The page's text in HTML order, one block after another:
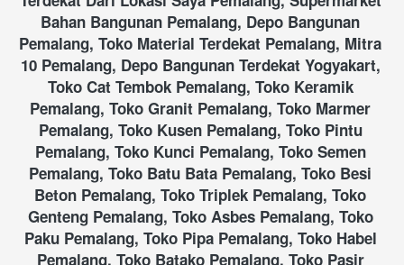
Bahan Bangunan Pemalang, Depo Bangunan
Pemalang, Toko Material Terdekat Pemalang, Mitra
10 Pemalang, Depo Bangunan Terdekat Yogyakart,
Toko Cat Tembok Pemalang, Toko Keramik
Pemalang, Toko Granit Pemalang, Toko Marmer
Pemalang, Toko Kusen Pemalang, Toko Pintu
Pemalang, Toko Kunci Pemalang, Toko Semen
Pemalang, Toko Batu Bata Pemalang, Toko Besi
Beton Pemalang, Toko Triplek Pemalang, Toko
Genteng Pemalang, Toko Asbes Pemalang, Toko
Paku Pemalang, Toko Pipa Pemalang, Toko Habel
Pemalang, Toko Batako Pemalang, Toko Pasir